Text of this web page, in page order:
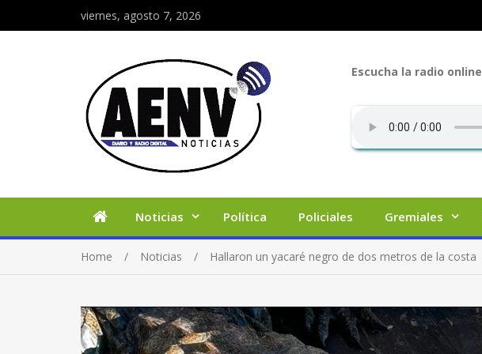
viernes, agosto 7, 2026
Escucha la radio online
Noticias Política Policiales Gremiales
Home Noticias Hallaron un yacaré negro de dos metros de la costa